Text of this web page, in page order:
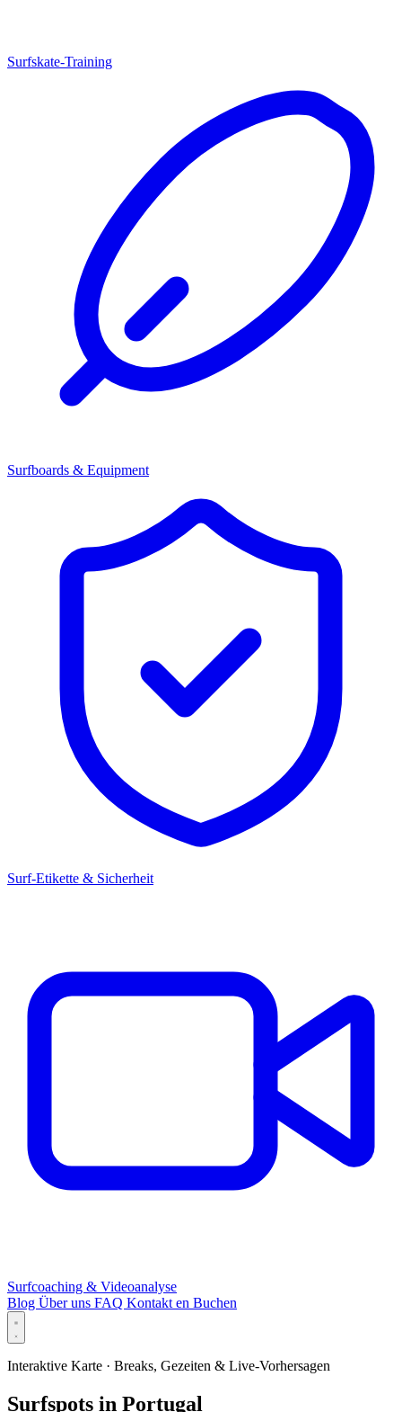
Surfskate-Training
Surfboards & Equipment
Surf-Etikette & Sicherheit
Surfcoaching & Videoanalyse
Blog Über uns FAQ Kontakten Buchen
Interaktive Karte · Breaks, Gezeiten & Live-Vorhersagen
Surfspots in Portugal